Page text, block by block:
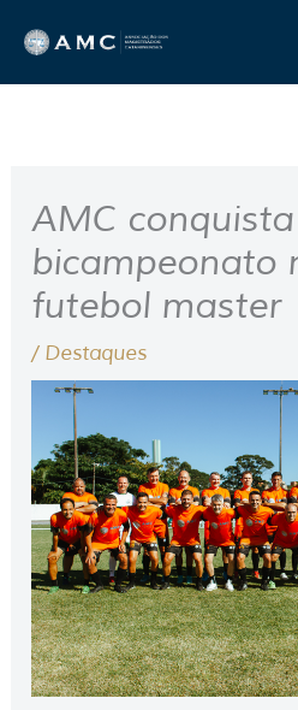
para
o
AMC conquista
bicampeonato
futebol master
/ Destaques